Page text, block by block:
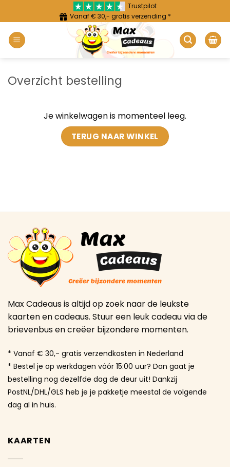
inhoud
Trustpilot
Vanaf € 30,- gratis verzending *
Overzicht bestelling
Je winkelwagen is momenteel leeg.
TERUG NAAR WINKEL
Max Cadeaus is altijd op zoek naar de leukste
kaarten en cadeaus. Stuur een leuk cadeau via de
brievenbus en creëer bijzondere momenten.
* Vanaf € 30,- gratis verzendkosten in Nederland
* Bestel je op werkdagen vóór 15:00 uur? Dan gaat je
bestelling nog dezelfde dag de deur uit! Dankzij
PostNL/DHL/GLS heb je je pakketje meestal de volgende
dag al in huis.
KAARTEN